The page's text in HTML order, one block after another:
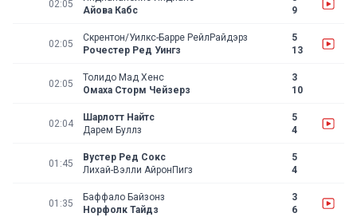
02:05
9
Айова Кабс
02:05
Скрентон/Уилкс-Барре РейлРайдэрз
5
13
Рочестер Ред Уингз
02:05
Толидо Мад Хенс
3
10
Омаха Сторм Чейзерз
02:04
Шарлотт Найтс
5
4
Дарем Буллз
01:45
Вустер Ред Сокс
5
4
Лихай-Вэлли АйронПигз
01:35
Баффало Байзонз
3
6
Норфолк Тайдз